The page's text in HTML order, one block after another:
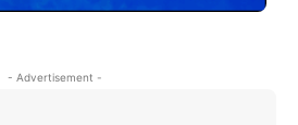
- Advertisement -